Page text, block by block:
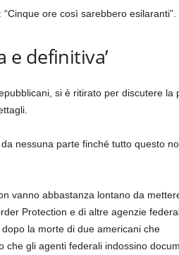
ore così sarebbero esilaranti”.
e definitiva’
si è ritirato per discutere la
nessuna parte finché tutto questo
vanno abbastanza lontano da
Protection e di altre agenzie
la morte di due americani che
che gli agenti federali indossino